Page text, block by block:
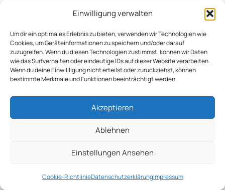
Einwilligung verwalten
Um dir ein optimales Erlebnis zu bieten, verwenden wir Technologien wie
Cookies, um Geräteinformationen zu speichern und/oder darauf
zuzugreifen. Wenn du diesen Technologien zustimmst, können wir Daten
wie das Surfverhalten oder eindeutige IDs auf dieser Website verarbeiten.
Wenn du deine Einwillligung nicht erteilst oder zurückziehst, können
bestimmte Merkmale und Funktionen beeinträchtigt werden.
Akzeptieren
Ablehnen
Einstellungen Ansehen
Cookie-RichtlinieDatenschutzerklärungImpressum
Dienstleistungen sind darauf ausgelegt, die
Sicherheit und Zugänglichkeit in Norden zu
gewährleisten, sodass Sie sich auf Ihr
Kerngeschäft konzentrieren können.
Privatkunden Und
Unternehmen Im Fokus
Die Schneeräumung in Norden
ist ein wichtiger
Bestandteil der Objektpflege, besonders in den
Wintermonaten. Wir sorgen dafür, dass Ihre